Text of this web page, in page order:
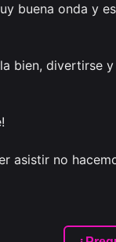
buena onda y
bien, divertirse
asistir no